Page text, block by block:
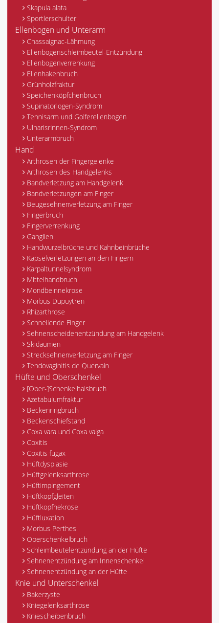
Skapula alata
Sportlerschulter
Ellenbogen und Unterarm
Chassaignac-Lähmung
Ellenbogenschleimbeutel-Entzündung
Ellenbogenverrenkung
Ellenhakenbruch
Grünholzfraktur
Speichenköpfchenbruch
Supinatorlogen-Syndrom
Tennisarm und Golferellenbogen
Ulnarisrinnen-Syndrom
Unterarmbruch
Hand
Arthrosen der Fingergelenke
Arthrosen des Handgelenks
Bandverletzung am Handgelenk
Bandverletzungen am Finger
Beugesehnenverletzung am Finger
Fingerbruch
Fingerverrenkung
Ganglien
Handwurzelbrüche und Kahnbeinbrüche
Kapselverletzungen an den Fingern
Karpaltunnelsyndrom
Mittelhandbruch
Mondbeinnekrose
Morbus Dupuytren
Rhizarthrose
Schnellende Finger
Sehnenscheidenentzündung am Handgelenk
Skidaumen
Strecksehnenverletzung am Finger
Tendovaginitis de Quervain
Hüfte und Oberschenkel
[Ober-]Schenkelhalsbruch
Azetabulumfraktur
Beckenringbruch
Beckenschiefstand
Coxa vara und Coxa valga
Coxitis
Coxitis fugax
Hüftdysplasie
Hüftgelenksarthrose
Hüftimpingement
Hüftkopfgleiten
Hüftkopfnekrose
Hüftluxation
Morbus Perthes
Oberschenkelbruch
Schleimbeutelentzündung an der Hüfte
Sehnenentzündung am Innenschenkel
Sehnenentzündung an der Hüfte
Knie und Unterschenkel
Bakerzyste
Kniegelenksarthrose
Kniescheibenbruch